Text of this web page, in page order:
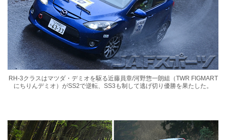
RH-3クラスはマツダ・デミオを駆る近藤員章/河野惣一朗組（TWR FIGMART
にちりんデミオ）がSS2で逆転、SS3も制して逃げ切り優勝を果たした。